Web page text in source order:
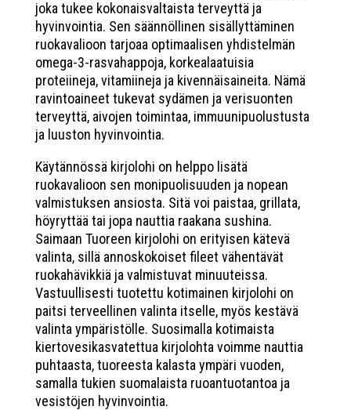
joka tukee kokonaisvaltaista terveyttä ja
hyvinvointia. Sen säännöllinen sisällyttäminen
ruokavalioon tarjoaa optimaalisen yhdistelmän
omega-3-rasvahappoja, korkealaatuisia
proteiineja, vitamiineja ja kivennäisaineita. Nämä
ravintoaineet tukevat sydämen ja verisuonten
terveyttä, aivojen toimintaa, immuunipuolustusta
ja luuston hyvinvointia.
Käytännössä kirjolohi on helppo lisätä
ruokavalioon sen monipuolisuuden ja nopean
valmistuksen ansiosta. Sitä voi paistaa, grillata,
höyryttää tai jopa nauttia raakana sushina.
Saimaan Tuoreen kirjolohi on erityisen kätevä
valinta, sillä annoskokoiset fileet vähentävät
ruokahävikkiä ja valmistuvat minuuteissa.
Vastuullisesti tuotettu kotimainen kirjolohi on
paitsi terveellinen valinta itselle, myös kestävä
valinta ympäristölle. Suosimalla kotimaista
kiertovesikasvatettua kirjolohta voimme nauttia
puhtaasta, tuoreesta kalasta ympäri vuoden,
samalla tukien suomalaista ruoantuotantoa ja
vesistöjen hyvinvointia.